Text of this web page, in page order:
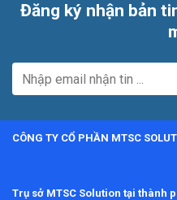
Vai trò của máy đo
kiểm soát ESD
Đăng ký nhận bản
CÔNG TY CỔ PHẦN MTSC
Trụ sở MTSC Solution tại thành